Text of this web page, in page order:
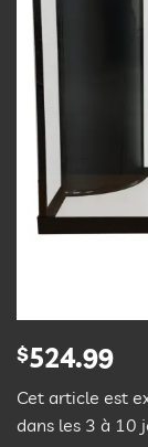
$524.99
Cet article est
dans les 3 à 10